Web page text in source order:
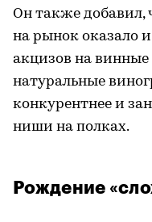
Он также добавил,
на рынок оказало
акцизов на
натуральные
конкурентнее и
ниши на полках.
Рождение